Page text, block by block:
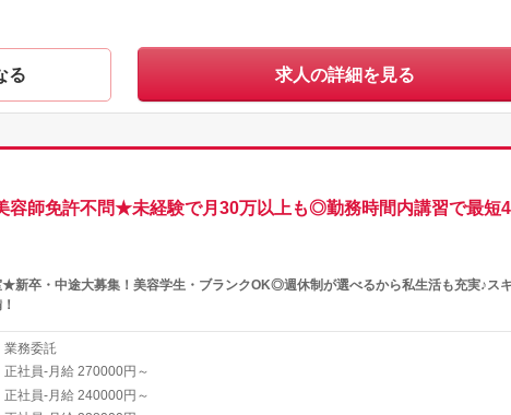
る 求人の詳細を見る
容師免許不問★未経験で月30万以上も◎勤務時間内講習で最短4
新卒・中途大募集！美容学生・ブランクOK◎週休制が選べるから私生活も充実♪ス
業務委託
正社員-月給 270000円～
正社員-月給 240000円～